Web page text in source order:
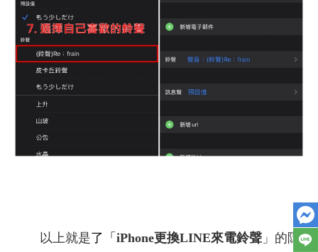
以上就是了「 iPhone更換LINE來電鈴聲 」的隱